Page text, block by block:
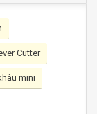
Cutter
mini